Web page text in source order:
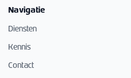
Navigatie
Diensten
Kennis
Contact